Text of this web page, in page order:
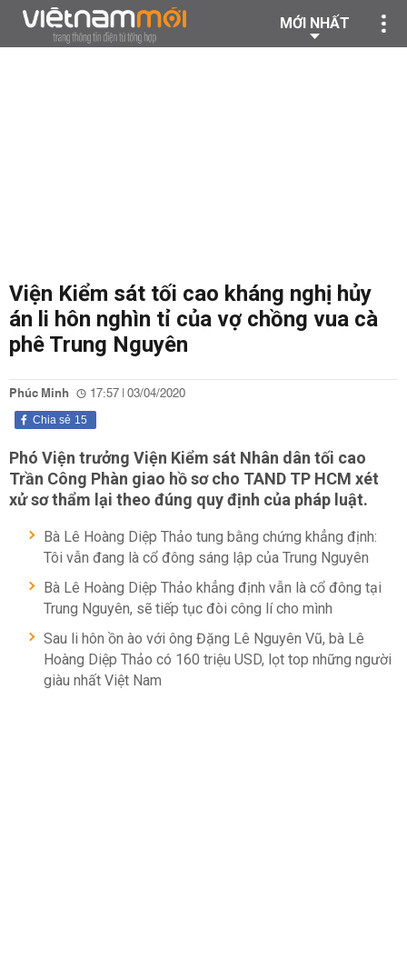
MỚI NHẤT
Viện Kiểm sát tối cao kháng nghị hủy
án li hôn nghìn tỉ của vợ chồng vua cà
phê Trung Nguyên
Phúc Minh 17:57 | 03/04/2020
15
Chia sẻ
Phó Viện trưởng Viện Kiểm sát Nhân dân tối cao
Trần Công Phàn giao hồ sơ cho TAND TP HCM xét
xử sơ thẩm lại theo đúng quy định của pháp luật.
Bà Lê Hoàng Diệp Thảo tung bằng chứng khẳng định:
Tôi vẫn đang là cổ đông sáng lập của Trung Nguyên
Bà Lê Hoàng Diệp Thảo khẳng định vẫn là cổ đông tại
Trung Nguyên, sẽ tiếp tục đòi công lí cho mình
Sau li hôn ồn ào với ông Đặng Lê Nguyên Vũ, bà Lê
Hoàng Diệp Thảo có 160 triệu USD, lọt top những người
giàu nhất Việt Nam